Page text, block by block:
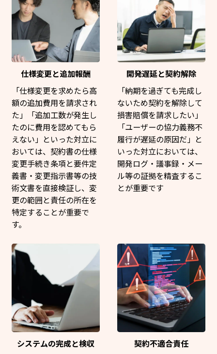
仕様変更と追加報酬
「仕様変更を求めたら高
額の追加費用を請求され
た」「追加工数が発生し
たのに費用を認めてもら
えない」といった対立に
おいては、契約書の仕様
変更手続き条項と要件定
義書・変更指示書等の技
術文書を直接検証し、変
更の範囲と責任の所在を
特定することが重要で
す。
開発遅延と契約解除
「納期を過ぎても完成し
ないため契約を解除して
損害賠償を請求したい」
「ユーザーの協力義務不
履行が遅延の原因だ」と
いった対立においては、
開発ログ・議事録・メー
ル等の証拠を精査するこ
とが重要です
システムの完成と検収
契約不適合責任